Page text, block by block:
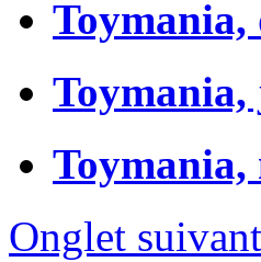
Toymania,
Toymania,
Onglet suivant